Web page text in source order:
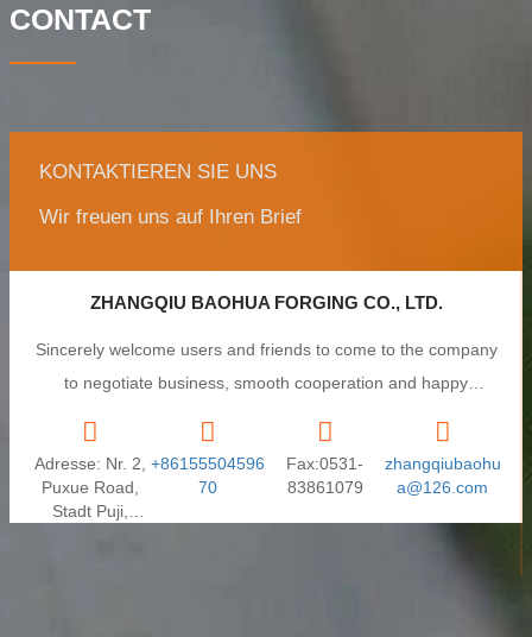
CONTACT
KONTAKTIEREN SIE UNS
Wir freuen uns auf Ihren Brief
ZHANGQIU BAOHUA FORGING CO., LTD.
Sincerely welcome users and friends to come to the company
to negotiate business, smooth cooperation and happy
Adresse: Nr. 2,
Puxue Road,
Stadt Puji,
+86155504596
70
Fax:0531-
83861079
zhangqiubaohu
a@126.com